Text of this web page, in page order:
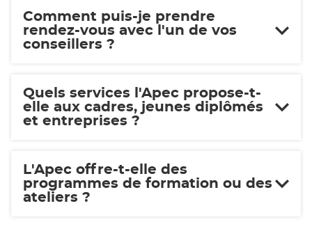
Comment puis-je prendre
rendez-vous avec l'un de vos
conseillers ?
Quels services l'Apec propose-t-
elle aux cadres, jeunes diplômés
et entreprises ?
L'Apec offre-t-elle des
programmes de formation ou des
ateliers ?